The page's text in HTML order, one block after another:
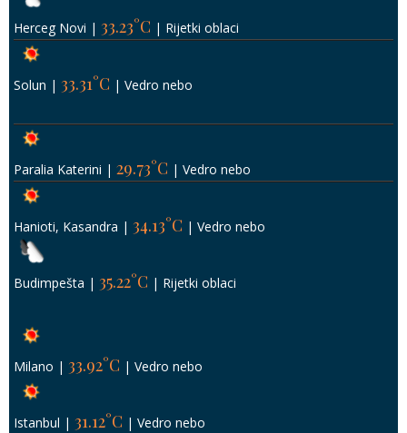
Herceg Novi | 33.23°C | Rijetki oblaci
Solun | 33.31°C | Vedro nebo
Paralia Katerini | 29.73°C | Vedro nebo
Hanioti, Kasandra | 34.13°C | Vedro nebo
Budimpešta | 35.22°C | Rijetki oblaci
Milano | 33.92°C | Vedro nebo
Istanbul | 31.12°C | Vedro nebo